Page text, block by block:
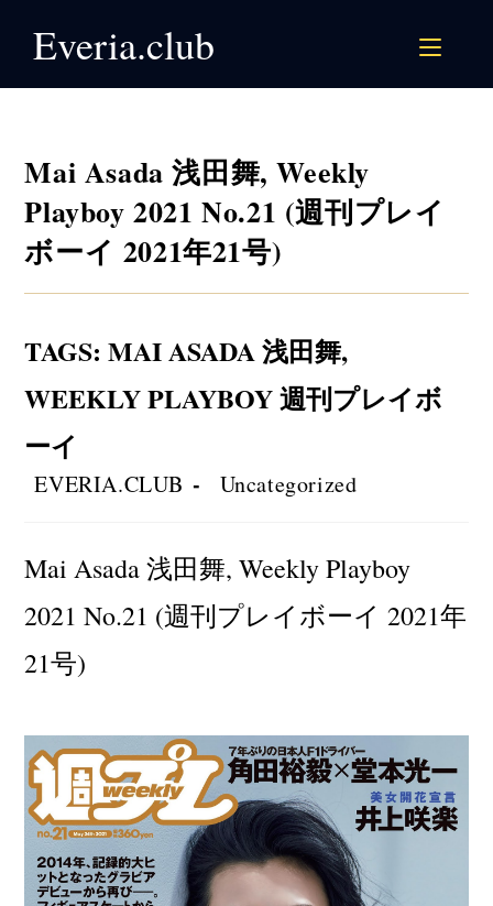
Everia.club
Mai Asada 浅田舞, Weekly
Playboy 2021 No.21 (週刊プレイ
ボーイ 2021年21号)
TAGS:MAI ASADA 浅田舞,
WEEKLY PLAYBOY 週刊プレイボ
ーイ
Post
author:
EVERIA.CLUB
Post
category:
Uncategorized
Mai Asada 浅田舞, Weekly Playboy
2021 No.21 (週刊プレイボーイ 2021年
21号)